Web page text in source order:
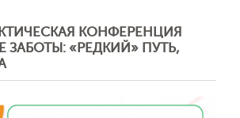
КОНФЕРЕНЦИЯ
ЗАБОТЫ: «РЕДКИЙ» ПУТЬ,